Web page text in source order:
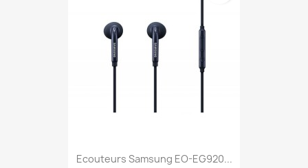
Ecouteurs Samsung EO-EG920...